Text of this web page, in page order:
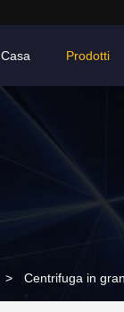
Casa Prodotti
> Centrifuga in